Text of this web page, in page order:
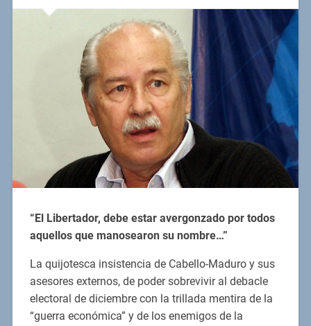
“El Libertador, debe estar avergonzado por todos
aquellos que manosearon su nombre…”
La quijotesca insistencia de Cabello-Maduro y sus
asesores externos, de poder sobrevivir al debacle
electoral de diciembre con la trillada mentira de la
“guerra económica” y de los enemigos de la